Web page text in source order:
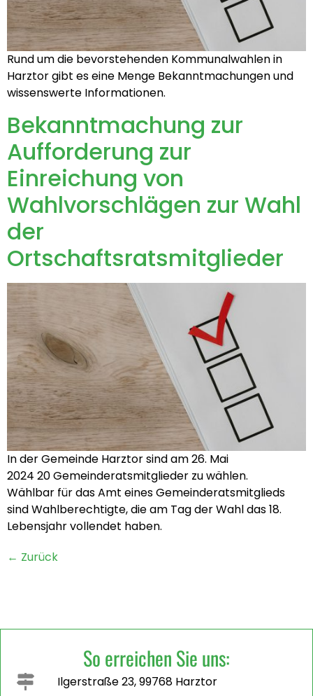
Rund um die bevorstehenden Kommunalwahlen in
Harztor gibt es eine Menge Bekanntmachungen und
wissenswerte Informationen.
Bekanntmachung zur
Aufforderung zur
Einreichung von
Wahlvorschlägen zur Wahl
der
Ortschaftsratsmitglieder
In der Gemeinde Harztor sind am 26. Mai
2024 20 Gemeinderatsmitglieder zu wählen.
Wählbar für das Amt eines Gemeinderatsmitglieds
sind Wahlberechtigte, die am Tag der Wahl das 18.
Lebensjahr vollendet haben.
← Zurück
So erreichen Sie uns:
Ilgerstraße 23, 99768 Harztor